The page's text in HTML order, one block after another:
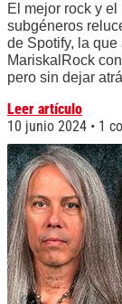
El mejor rock y
subgéneros
de Spotify, la
MariskalRock
pero sin dejar
Leer artículo
10 junio 2024
1